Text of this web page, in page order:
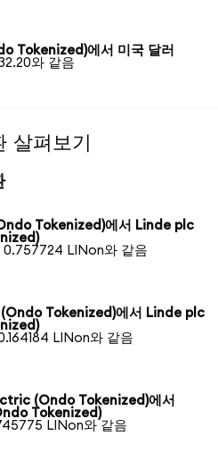
Tokenized)에서 미국 달러
와 같음
살펴보기
Tokenized)에서 Linde plc
0.757724 LINon와 같음
Tokenized)에서 Linde plc
LINon와 같음
(Ondo Tokenized)에서
Tokenized)
LINon와 같음